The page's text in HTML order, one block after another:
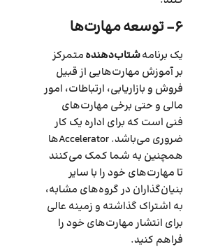
۶- توسعه مهارت‌ها
یک برنامهشتاب‌دهندهمتمرکز
بر آموزش مهارت‌هایی از قبیل
فروش و بازاریابی‌، ارتباطات‌، امور
مالی و حتی برخی مهارت‌های
فنی است که برای اداره یک کار
ضروری می‌باشد. Accelerator‌ها
همچنین به شما کمک می‌کنند
تا مهارت‌های خود را با سایر
بنیان‌گذاران در گروه‌های مشابه،
به اشتراک گذاشته‌ و زمینه عالی
برای انتشار مهارت‌های خود را
فراهم کنید.